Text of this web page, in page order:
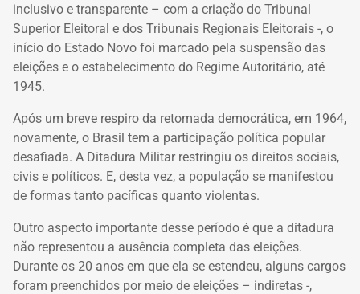
inclusivo e transparente – com a criação do Tribunal
Superior Eleitoral e dos Tribunais Regionais Eleitorais -, o
início do Estado Novo foi marcado pela suspensão das
eleições e o estabelecimento do Regime Autoritário, até
1945.
Após um breve respiro da retomada democrática, em 1964,
novamente, o Brasil tem a participação política popular
desafiada. A Ditadura Militar restringiu os direitos sociais,
civis e políticos. E, desta vez, a população se manifestou
de formas tanto pacíficas quanto violentas.
Outro aspecto importante desse período é que a ditadura
não representou a ausência completa das eleições.
Durante os 20 anos em que ela se estendeu, alguns cargos
foram preenchidos por meio de eleições – indiretas -,